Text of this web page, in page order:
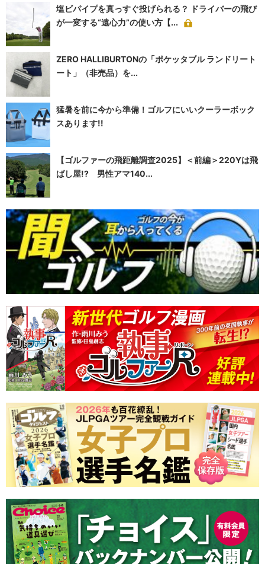
塩ビパイプを真っすぐ投げられる？ ドライバーの飛び
が一変する“遠心力”の使い方【...
ZERO HALLIBURTONの「ポケッタブル ランドリート
ート」（非売品）を...
猛暑を前に今から準備！ゴルフにいいクーラーボック
スあります!!
【ゴルファーの飛距離調査2025】＜前編＞220Yは飛
ばし屋!? 男性アマ140...